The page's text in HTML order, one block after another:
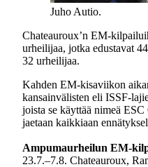
Juho Autio.
Chateauroux’n EM-
urheilijaa, jotka edustavat
32 urheilijaa.
Kahden EM-kisaviikon
kansainvälisten eli ISSF-
joista se käyttää nimeä
jaetaan kaikkiaan
Ampumaurheilun EM-
23.7.–7.8. Chateauroux,